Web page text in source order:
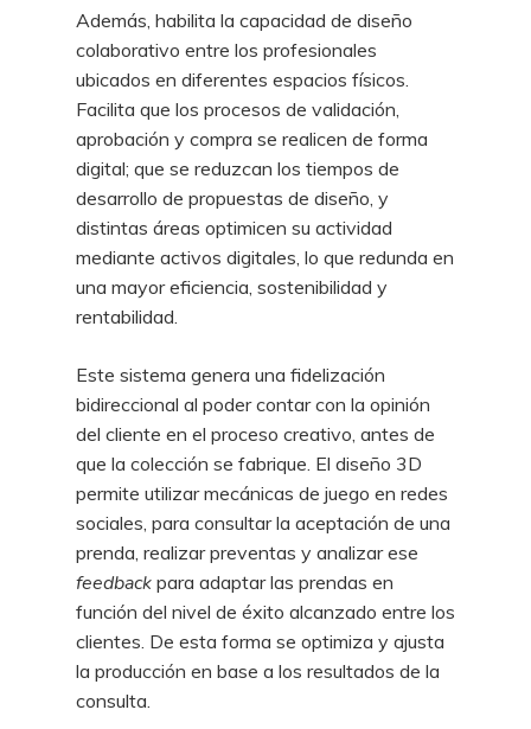
Además, habilita la capacidad de diseño
colaborativo entre los profesionales
ubicados en diferentes espacios físicos.
Facilita que los procesos de validación,
aprobación y compra se realicen de forma
digital; que se reduzcan los tiempos de
desarrollo de propuestas de diseño, y
distintas áreas optimicen su actividad
mediante activos digitales, lo que redunda en
una mayor eficiencia, sostenibilidad y
rentabilidad.
Este sistema genera una fidelización
bidireccional al poder contar con la opinión
del cliente en el proceso creativo, antes de
que la colección se fabrique. El diseño 3D
permite utilizar mecánicas de juego en redes
sociales, para consultar la aceptación de una
prenda, realizar preventas y analizar ese
feedback para adaptar las prendas en
función del nivel de éxito alcanzado entre los
clientes. De esta forma se optimiza y ajusta
la producción en base a los resultados de la
consulta.